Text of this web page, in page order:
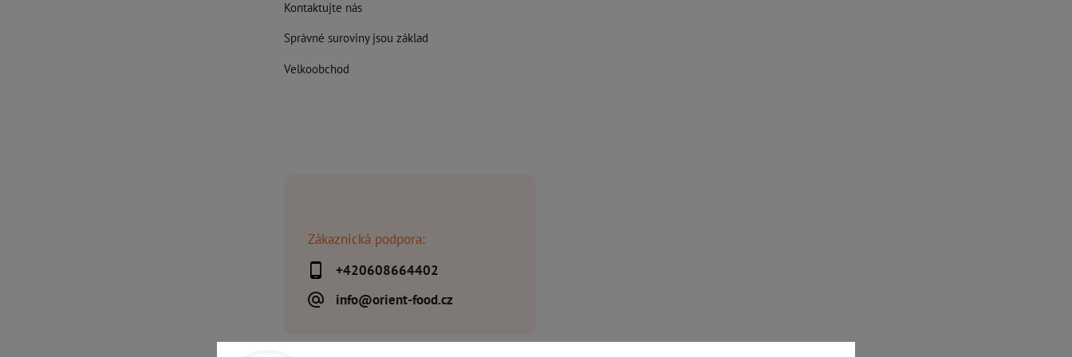
Zákaznická podpora:
+420608664402
info@orient-food.cz
Kontaktujte nás
Správné suroviny jsou základ
Velkoobchod